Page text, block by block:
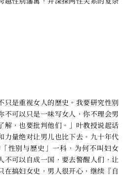
只是重视女人的歷史。我要研究性别
不可以只是一味写女人，你不理会男
解，也要批判他们。」叶教授说起话
力量绝对让男儿也比下去。九十年代
性别与歷史」一科，为何不叫妇女
不可以自成一国，要去警醒人们，让
在搞妇女史，男人很开心，继续『自